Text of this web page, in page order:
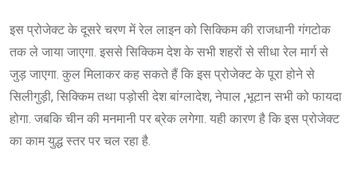
इस प्रोजेक्ट के दूसरे चरण में रेल लाइन को सिक्किम की राजधानी गंगटोक
तक ले जाया जाएगा. इससे सिक्किम देश के सभी शहरों से सीधा रेल मार्ग से
जुड़ जाएगा. कुल मिलाकर कह सकते हैं कि इस प्रोजेक्ट के पूरा होने से
सिलीगुड़ी, सिक्किम तथा पड़ोसी देश बांग्लादेश, नेपाल ,भूटान सभी को फायदा
होगा. जबकि चीन की मनमानी पर ब्रेक लगेगा. यही कारण है कि इस प्रोजेक्ट
का काम युद्ध स्तर पर चल रहा है.